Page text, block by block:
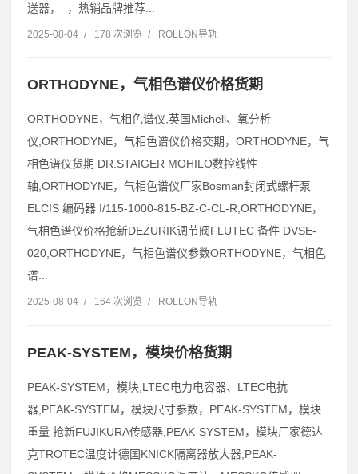
送器， ，热销品牌推荐...
2025-08-04 / 178 次浏览 / ROLLON导轨
ORTHODYNE，气相色谱仪价格货期
ORTHODYNE，气相色谱仪,英国Michell、氧分析
仪,ORTHODYNE，气相色谱仪价格交期，ORTHODYNE，气
相色谱仪货期 DR.STAIGER MOHILO数控线性
轴,ORTHODYNE，气相色谱仪厂家Bosman封闭式螺杆泵
ELCIS 编码器 I/115-1000-815-BZ-C-CL-R,ORTHODYNE，
气相色谱仪价格抢新DEZURIK调节阀FLUTEC 备件 DVSE-
020,ORTHODYNE，气相色谱仪参数ORTHODYNE，气相色
谱...
2025-08-04 / 164 次浏览 / ROLLON导轨
PEAK-SYSTEM，模块价格货期
PEAK-SYSTEM，模块,LTEC电力电容器、LTEC电抗
器,PEAK-SYSTEM，模块尺寸参数，PEAK-SYSTEM，模块
重量 抢新FUJIKURA传感器,PEAK-SYSTEM，模块厂家德达
克TROTEC温度计德国KNICK隔离器放大器,PEAK-